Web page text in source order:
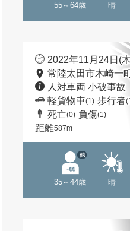
55～64歳 晴
2022年11月24日(
常陸太田市木崎一
人対車両 小破事故
軽貨物車(1) 歩行者
死亡(0) 負傷(1)
距離587m
35～44歳
他
晴